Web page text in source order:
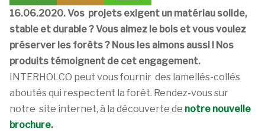
16.06.2020. Vos projets exigent un matériau solide,
stable et durable ? Vous aimez le bois et vous voulez
préserver les forêts ? Nous les aimons aussi ! Nos
produits témoignent de cet engagement.
INTERHOLCO peut vous fournir des lamellés-collés
aboutés qui respectent la forêt. Rendez-vous sur
notre site internet, à la découverte de notre nouvelle
brochure.